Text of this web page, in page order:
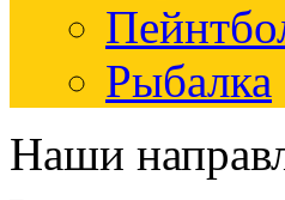
Рыбалка
Наши